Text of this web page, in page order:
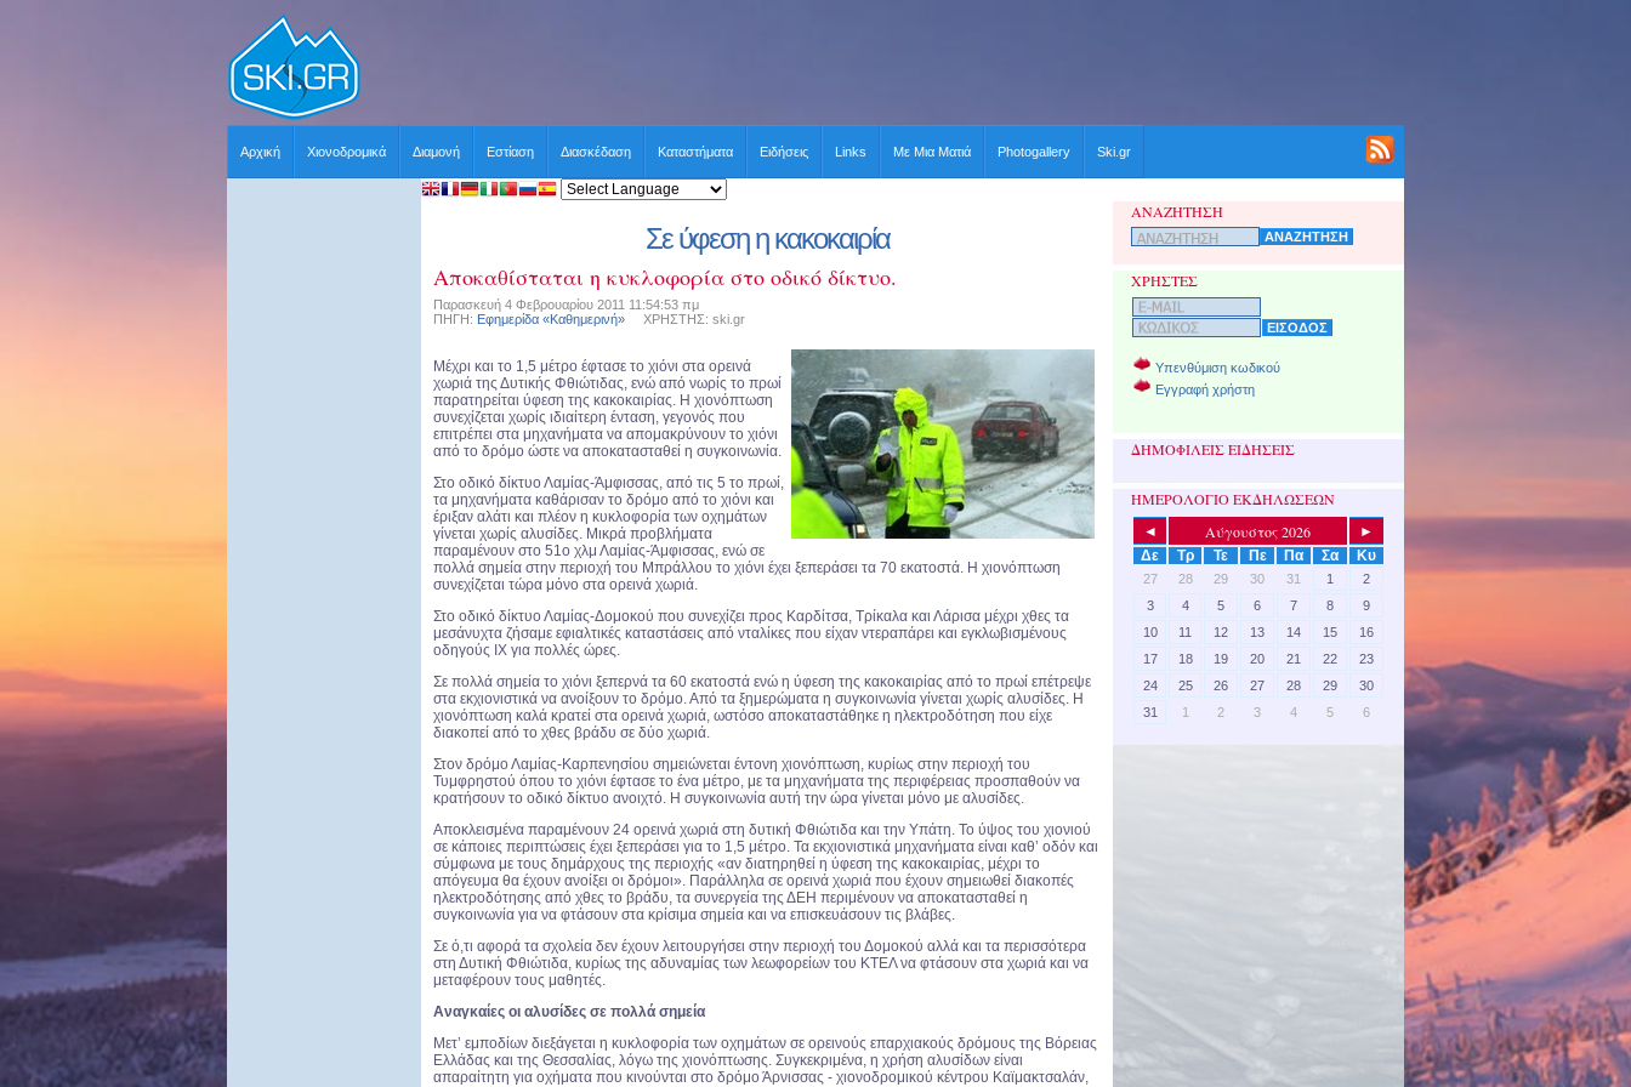
Αρχική Χιονοδρομικά Διαμονή Εστίαση Διασκέδαση Καταστήματα Ειδήσεις Links Με Μια Ματιά Photogallery Ski.gr
Σε ύφεση η κακοκαιρία
Αποκαθίσταται η κυκλοφορία στο οδικό δίκτυο.
Παρασκευή 4 Φεβρουαρίου 2011 11:54:53 πμ
ΠΗΓΗ: Εφημερίδα «Καθημερινή» ΧΡΗΣΤΗΣ: ski.gr
Μέχρι και το 1,5 μέτρο έφτασε το χιόνι στα ορεινά
χωριά της Δυτικής Φθιώτιδας, ενώ από νωρίς το πρωί
παρατηρείται ύφεση της κακοκαιρίας. Η χιονόπτωση
συνεχίζεται χωρίς ιδιαίτερη ένταση, γεγονός που
επιτρέπει στα μηχανήματα να απομακρύνουν το χιόνι
από το δρόμο ώστε να αποκατασταθεί η συγκοινωνία.
Στο οδικό δίκτυο Λαμίας-Άμφισσας, από τις 5 το πρωί,
τα μηχανήματα καθάρισαν το δρόμο από το χιόνι και
έριξαν αλάτι και πλέον η κυκλοφορία των οχημάτων
γίνεται χωρίς αλυσίδες. Μικρά προβλήματα
παραμένουν στο 51ο χλμ Λαμίας-Άμφισσας, ενώ σε
πολλά σημεία στην περιοχή του Μπράλλου το χιόνι έχει ξεπεράσει τα 70 εκατοστά. Η χιονόπτωση
συνεχίζεται τώρα μόνο στα ορεινά χωριά.
Στο οδικό δίκτυο Λαμίας-Δομοκού που συνεχίζει προς Καρδίτσα, Τρίκαλα και Λάρισα μέχρι χθες τα
μεσάνυχτα ζήσαμε εφιαλτικές καταστάσεις από νταλίκες που είχαν ντεραπάρει και εγκλωβισμένους
οδηγούς ΙΧ για πολλές ώρες.
Σε πολλά σημεία το χιόνι ξεπερνά τα 60 εκατοστά ενώ η ύφεση της κακοκαιρίας από το πρωί επέτρεψε
στα εκχιονιστικά να ανοίξουν το δρόμο. Από τα ξημερώματα η συγκοινωνία γίνεται χωρίς αλυσίδες. Η
χιονόπτωση καλά κρατεί στα ορεινά χωριά, ωστόσο αποκαταστάθηκε η ηλεκτροδότηση που είχε
διακοπεί από το χθες βράδυ σε δύο χωριά.
Στον δρόμο Λαμίας-Καρπενησίου σημειώνεται έντονη χιονόπτωση, κυρίως στην περιοχή του
Τυμφρηστού όπου το χιόνι έφτασε το ένα μέτρο, με τα μηχανήματα της περιφέρειας προσπαθούν να
κρατήσουν το οδικό δίκτυο ανοιχτό. Η συγκοινωνία αυτή την ώρα γίνεται μόνο με αλυσίδες.
Αποκλεισμένα παραμένουν 24 ορεινά χωριά στη δυτική Φθιώτιδα και την Υπάτη. Το ύψος του χιονιού
σε κάποιες περιπτώσεις έχει ξεπεράσει για το 1,5 μέτρο. Τα εκχιονιστικά μηχανήματα είναι καθ’ οδόν και
σύμφωνα με τους δημάρχους της περιοχής «αν διατηρηθεί η ύφεση της κακοκαιρίας, μέχρι το
απόγευμα θα έχουν ανοίξει οι δρόμοι». Παράλληλα σε ορεινά χωριά που έχουν σημειωθεί διακοπές
ηλεκτροδότησης από χθες το βράδυ, τα συνεργεία της ΔΕΗ περιμένουν να αποκατασταθεί η
συγκοινωνία για να φτάσουν στα κρίσιμα σημεία και να επισκευάσουν τις βλάβες.
Σε ό,τι αφορά τα σχολεία δεν έχουν λειτουργήσει στην περιοχή του Δομοκού αλλά και τα περισσότερα
στη Δυτική Φθιώτιδα, κυρίως της αδυναμίας των λεωφορείων του ΚΤΕΛ να φτάσουν στα χωριά και να
μεταφέρουν τους μαθητές.
Αναγκαίες οι αλυσίδες σε πολλά σημεία
Μετ’ εμποδίων διεξάγεται η κυκλοφορία των οχημάτων σε ορεινούς επαρχιακούς δρόμους της Βόρειας
Ελλάδας και της Θεσσαλίας, λόγω της χιονόπτωσης. Συγκεκριμένα, η χρήση αλυσίδων είναι
απαραίτητη για οχήματα που κινούνται στο δρόμο Άρνισσας - χιονοδρομικού κέντρου Καϊμακτσαλάν,
ΑΝΑΖΗΤΗΣΗ
ΧΡΗΣΤΕΣ
Υπενθύμιση κωδικού
Εγγραφή χρήστη
ΔΗΜΟΦΙΛΕΙΣ ΕΙΔΗΣΕΙΣ
ΗΜΕΡΟΛΟΓΙΟ ΕΚΔΗΛΩΣΕΩΝ
◄ Αύγουστος 2026
►
Δε
Τρ Τε Πε Πα Σα Κυ
27 28 29 30 31 1
2
3
4 5 6 7 8
9
10
11 12 13 14 15
16
17
18 19 20 21 22
23
24
25 26 27 28 29
30
31
1 2 3 4 5 6